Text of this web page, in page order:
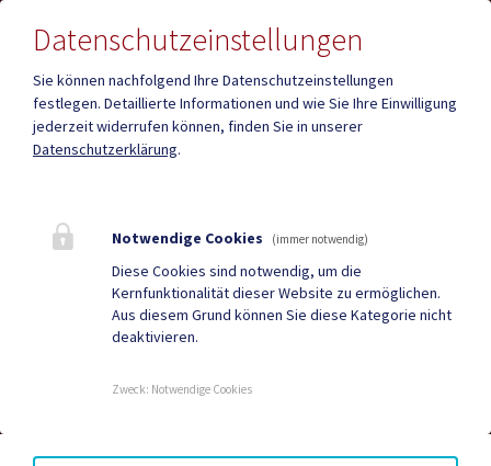
Quicklinks
Gesundheit
Amtstafel
Gemeindezeitung
Neuigkeiten
Datenschutzeinstellungen
Sie können nachfolgend Ihre Datenschutzeinstellungen
festlegen. Detaillierte Informationen und wie Sie Ihre Einwilligung
jederzeit widerrufen können, finden Sie in unserer
Datenschutzerklärung.
Notwendige Cookies (immer notwendig)
Diese Cookies sind notwendig, um die
Kernfunktionalität dieser Website zu ermöglichen.
Aus diesem Grund können Sie diese Kategorie nicht
deaktivieren.
Zweck: Notwendige Cookies